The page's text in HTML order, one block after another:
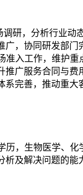
调研，分析行业动
广，协同研发部
准入工作，维护
推广服务合同与费
系完善，推动重大
历，生物医学、
析及解决问题的能